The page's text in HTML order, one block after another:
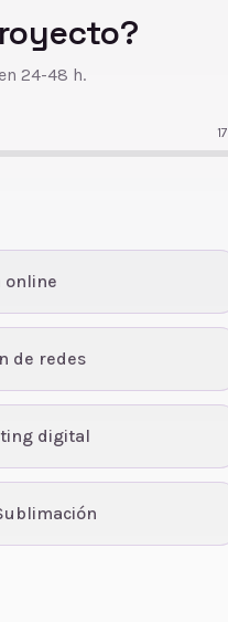
24-48 h.
17
online
de redes
digital